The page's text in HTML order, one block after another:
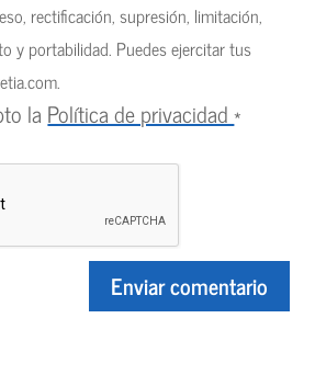
rectificación, supresión, limitación,
y portabilidad. Puedes ejercitar tus
.
la Política de privacidad*